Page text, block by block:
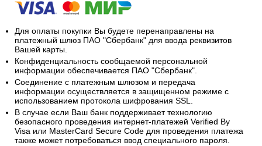
Для оплаты покупки Вы будете перенаправлены на
платежный шлюз ПАО "Сбербанк" для ввода реквизитов
Вашей карты.
Конфиденциальность сообщаемой персональной
информации обеспечивается ПАО "Сбербанк".
Соединение с платежным шлюзом и передача
информации осуществляется в защищенном режиме с
использованием протокола шифрования SSL.
В случае если Ваш банк поддерживает технологию
безопасного проведения интернет-платежей Verified By
Visa или MasterCard Secure Code для проведения платежа
также может потребоваться ввод специального пароля.